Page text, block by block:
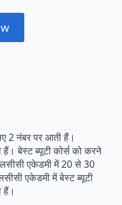
2 नंबर पर आती हैं।
बेस्ट ब्यूटी कोर्स को करने
एकेडमी में 20 से 30
एकेडमी में बेस्ट ब्यूटी
हैं।